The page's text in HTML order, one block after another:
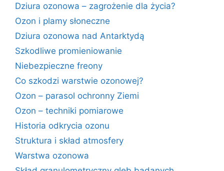
Dziura ozonowa – zagrożenie dla życia?
Ozon i plamy słoneczne
Dziura ozonowa nad Antarktydą
Szkodliwe promieniowanie
Niebezpieczne freony
Co szkodzi warstwie ozonowej?
Ozon – parasol ochronny Ziemi
Ozon – techniki pomiarowe
Historia odkrycia ozonu
Struktura i skład atmosfery
Warstwa ozonowa